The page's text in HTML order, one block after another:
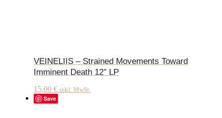
VEINELIIS – Strained Movements Toward
Imminent Death 12″ LP
15,00 € inkl. MwSt.
Save